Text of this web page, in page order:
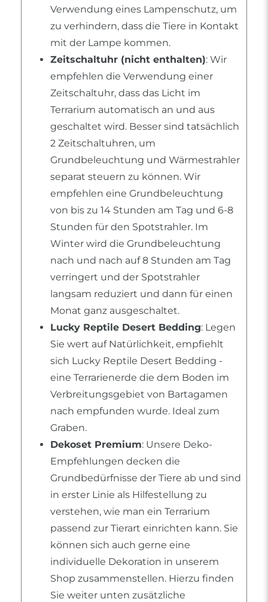
Verwendung eines Lampenschutz, um
zu verhindern, dass die Tiere in Kontakt
mit der Lampe kommen.
Zeitschaltuhr (nicht enthalten): Wir
empfehlen die Verwendung einer
Zeitschaltuhr, dass das Licht im
Terrarium automatisch an und aus
geschaltet wird. Besser sind tatsächlich
2 Zeitschaltuhren, um
Grundbeleuchtung und Wärmestrahler
separat steuern zu können. Wir
empfehlen eine Grundbeleuchtung
von bis zu 14 Stunden am Tag und 6-8
Stunden für den Spotstrahler. Im
Winter wird die Grundbeleuchtung
nach und nach auf 8 Stunden am Tag
verringert und der Spotstrahler
langsam reduziert und dann für einen
Monat ganz ausgeschaltet.
Lucky Reptile Desert Bedding: Legen
Sie wert auf Natürlichkeit, empfiehlt
sich Lucky Reptile Desert Bedding -
eine Terrarienerde die dem Boden im
Verbreitungsgebiet von Bartagamen
nach empfunden wurde. Ideal zum
Graben.
Dekoset Premium: Unsere Deko-
Empfehlungen decken die
Grundbedürfnisse der Tiere ab und sind
in erster Linie als Hilfestellung zu
verstehen, wie man ein Terrarium
passend zur Tierart einrichten kann. Sie
können sich auch gerne eine
individuelle Dekoration in unserem
Shop zusammenstellen. Hierzu finden
Sie weiter unten zusätzliche